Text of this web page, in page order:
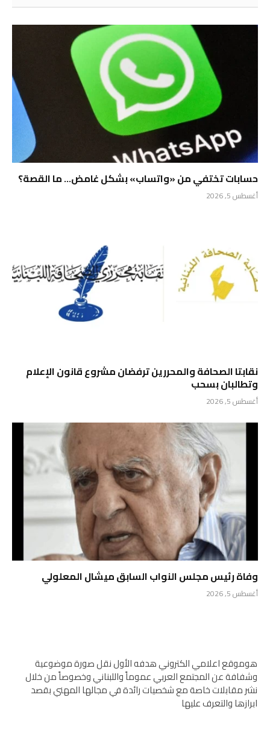
حسابات تختفي من «واتساب» بشكل غامض… ما القصة؟
أغسطس 5, 2026
نقابتا الصحافة والمحررين ترفضان مشروع قانون الإعلام
وتطالبان بسحب
أغسطس 5, 2026
وفاة رئيس مجلس النواب السابق ميشال المعلولي
أغسطس 5, 2026
هوموقع اعلامي الكتروني هدفه الأول نقل صورة موضوعية
وشفافة عن المجتمع العربي عموماً واللبناني وخصوصاً من خلال
نشر مقابلات خاصة مع شخصيات رائدة في مجالها المهني بقصد
ابرازها والتعرف عليها